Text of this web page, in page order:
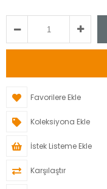
Favorilere Ekle
Koleksiyona Ekle
İstek Listeme Ekle
Karşılaştır